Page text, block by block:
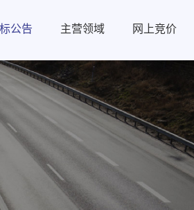
公告 主营领域 网上竞价